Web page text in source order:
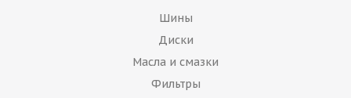
Шины
Диски
Масла и смазки
Фильтры